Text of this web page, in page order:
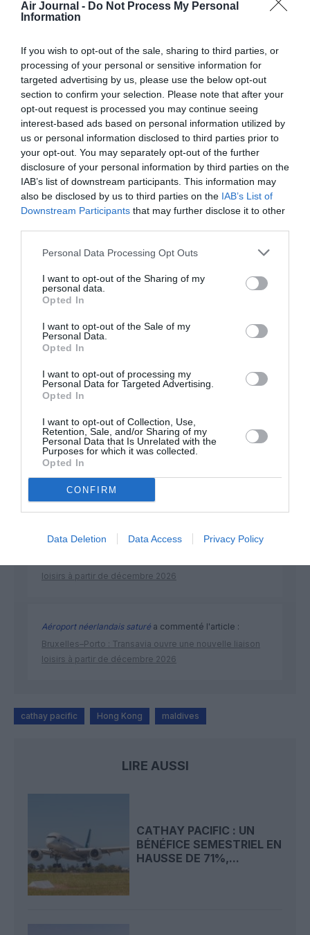
Air Journal - Do Not Process My Personal
Information
If you wish to opt-out of the sale, sharing to third parties, or
processing of your personal or sensitive information for
targeted advertising by us, please use the below opt-out
section to confirm your selection. Please note that after your
opt-out request is processed you may continue seeing
interest-based ads based on personal information utilized by
us or personal information disclosed to third parties prior to
your opt-out. You may separately opt-out of the further
disclosure of your personal information by third parties on the
IAB’s list of downstream participants. This information may
also be disclosed by us to third parties on the IAB’s List of
Downstream Participants that may further disclose it to other
Personal Data Processing Opt Outs
I want to opt-out of the Sharing of my
personal data.
Opted In
I want to opt-out of the Sale of my
Personal Data.
Opted In
I want to opt-out of processing my
Personal Data for Targeted Advertising.
Opted In
I want to opt-out of Collection, Use,
Retention, Sale, and/or Sharing of my
Personal Data that Is Unrelated with the
Purposes for which it was collected.
Opted In
CONFIRM
Data Deletion Data Access Privacy Policy
Je teste Cathay pour la première fois cette semaine avec un
À/R Shanghai – HK.. 777W a l aller, 330 au retour 🙂 J’en rêvais
depuis enfant ^^ cette nouvelle ligne me donnera une bonne
raison de faire ce choix à nouveau et faire une infidélité aux
compagnies du Golfe 🙂
RÉPONDRE
LAISSER UN COMMENTAIRE
FAIRE UN DON
Appel aux lecteurs !
Soutenez Air Journal participez
développement !
NOUS SOUTENIR
DERNIERS COMMENTAIRES
Autre ligne espérée :
a commenté l'article :
loisirs à partir de décembre 2026
Aéroport néerlandais saturéa commenté l'article :
Bruxelles–Porto : Transavia ouvre une nouvelle liaison
loisirs à partir de décembre 2026
cathay pacific Hong Kong maldives
LIRE AUSSI
CATHAY PACIFIC : UN
BÉNÉFICE SEMESTRIEL EN
HAUSSE DE 71%,...